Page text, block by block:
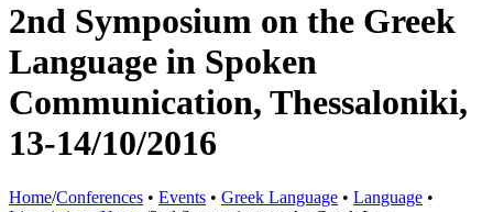
2nd Symposium on the Greek
Language in Spoken
Communication, Thessaloniki,
13-14/10/2016
Home/Conferences • Events • Greek Language • Language •